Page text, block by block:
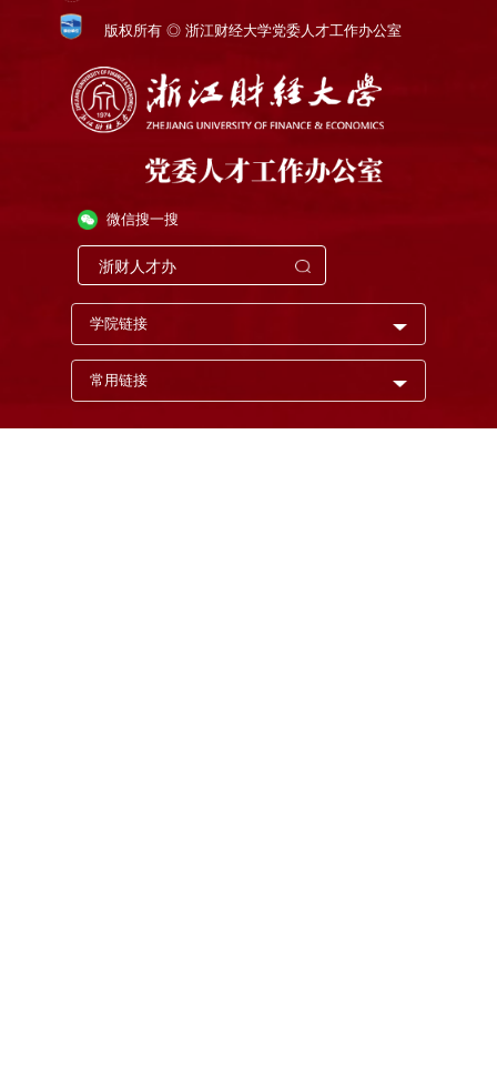
版权所有 ◎ 浙江财经大学党委人才工作办公室
微信搜一搜
学院链接
常用链接